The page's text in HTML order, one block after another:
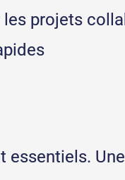
les projets
essentiels.